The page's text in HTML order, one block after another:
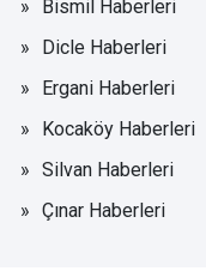
Bismil Haberleri
Dicle Haberleri
Ergani Haberleri
Kocaköy Haberleri
Silvan Haberleri
Çınar Haberleri